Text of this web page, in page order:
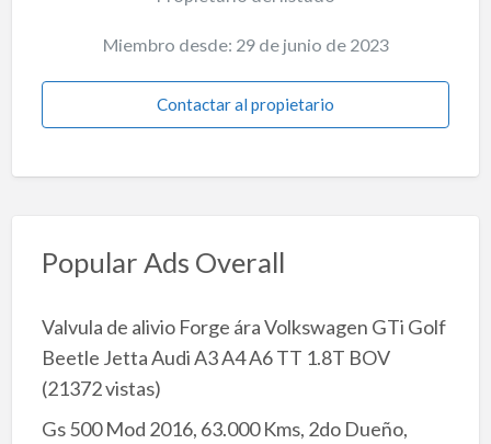
Miembro desde: 29 de junio de 2023
Contactar al propietario
Popular Ads Overall
Valvula de alivio Forge ára Volkswagen GTi Golf
Beetle Jetta Audi A3 A4 A6 TT 1.8T BOV
(21372 vistas)
Gs 500 Mod 2016, 63.000 Kms, 2do Dueño,